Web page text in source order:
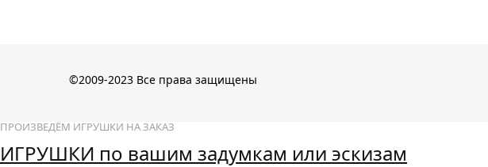
©2009-2023 Все права защищены
ПРОИЗВЕДЁМ ИГРУШКИ НА ЗАКАЗ
ИГРУШКИ по вашим задумкам или эскизам